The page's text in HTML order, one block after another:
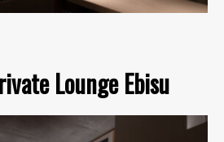
Lounge Ebisu